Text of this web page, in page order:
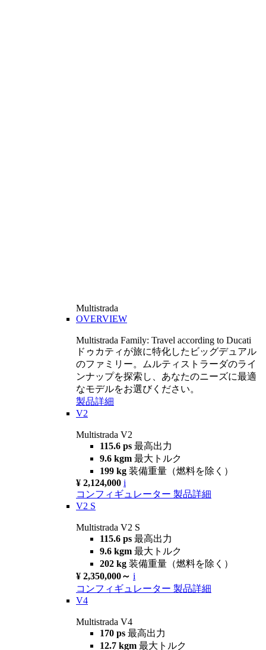
Multistrada
OVERVIEW
Multistrada Family: Travel according to Ducati
ドゥカティが旅に特化したビッグデュアル
のファミリー。ムルティストラーダのライ
ンナップを探索し、あなたのニーズに最適
なモデルをお選びください。
製品詳細
V2
Multistrada V2
115.6 ps 最高出力
9.6 kgm 最大トルク
199 kg 装備重量（燃料を除く）
¥ 2,124,000 i
コンフィギュレーター 製品詳細
V2 S
Multistrada V2 S
115.6 ps 最高出力
9.6 kgm 最大トルク
202 kg 装備重量（燃料を除く）
¥ 2,350,000～ i
コンフィギュレーター 製品詳細
V4
Multistrada V4
170 ps 最高出力
12.7 kgm 最大トルク